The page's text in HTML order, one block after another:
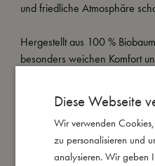
und friedliche Atmosphäre
Hergestellt aus 100 %
besonders weichen Komfort
Haut deines Babys. Das Set
einen Bettdeckenbezug.
Bitte beachte die
deinem Bett- und Kissenset
Diese Webseite
Wir verwenden
zu personalisieren und
analysieren. Wir geben